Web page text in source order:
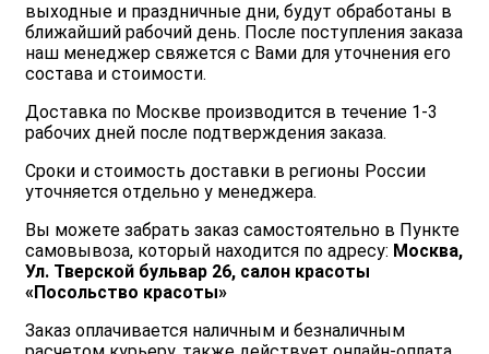
выходные и праздничные дни, будут обработаны в
ближайший рабочий день. После поступления заказа
наш менеджер свяжется с Вами для уточнения его
состава и стоимости.
Доставка по Москве производится в течение 1-3
рабочих дней после подтверждения заказа.
Сроки и стоимость доставки в регионы России
уточняется отдельно у менеджера.
Вы можете забрать заказ самостоятельно в Пункте
самовывоза, который находится по адресу: Москва,
Ул. Тверской бульвар 26, салон красоты
«Посольство красоты»
Заказ оплачивается наличным и безналичным